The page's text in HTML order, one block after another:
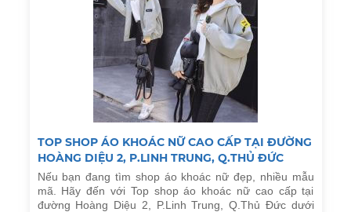
TOP SHOP ÁO KHOÁC NỮ CAO CẤP TẠI ĐƯỜNG
HOÀNG DIỆU 2, P.LINH TRUNG, Q.THỦ ĐỨC
Nếu bạn đang tìm shop áo khoác nữ đẹp, nhiều mẫu
mã. Hãy đến với Top shop áo khoác nữ cao cấp tại
đường Hoàng Diệu 2, P.Linh Trung, Q.Thủ Đức dưới